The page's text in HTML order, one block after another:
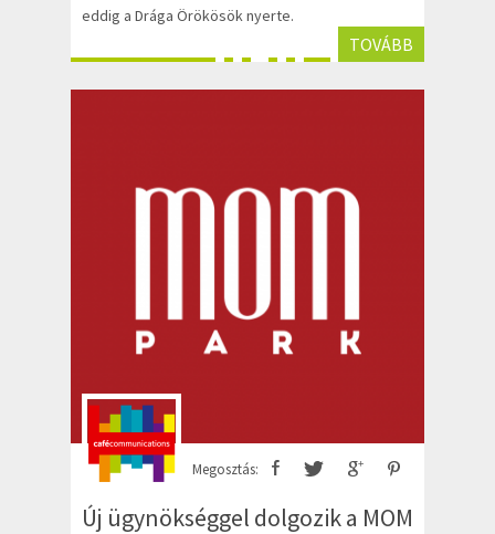
eddig a Drága Örökösök nyerte.
TOVÁBB
Megosztás:
Új ügynökséggel dolgozik a MOM